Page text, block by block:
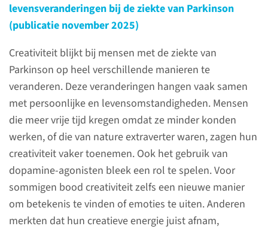
levensveranderingen bij de ziekte van Parkinson
(publicatie november 2025)
Creativiteit blijkt bij mensen met de ziekte van
Parkinson op heel verschillende manieren te
veranderen. Deze veranderingen hangen vaak samen
met persoonlijke en levensomstandigheden. Mensen
die meer vrije tijd kregen omdat ze minder konden
werken, of die van nature extraverter waren, zagen hun
creativiteit vaker toenemen. Ook het gebruik van
dopamine-agonisten bleek een rol te spelen. Voor
sommigen bood creativiteit zelfs een nieuwe manier
om betekenis te vinden of emoties te uiten. Anderen
merkten dat hun creatieve energie juist afnam,
Parkinson Op Maat
Laatste update: 05-2026
Uitgebreid onderzoek naar het
ontstaan en verloop van de
ziekte van Parkinson, om een
basis te leggen voor
persoonsgerichte
behandelingen.
lees meer